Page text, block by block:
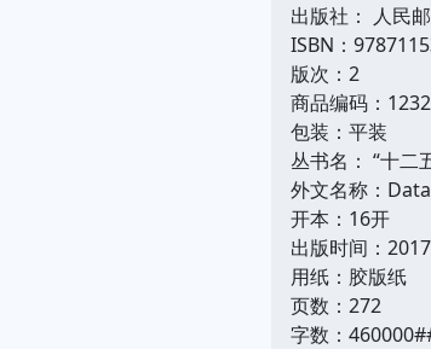
出版社： 人民
ISBN：
版次：2
商品编码：
包装：平装
丛书名： “十二
外文名称：
开本：16开
出版时间：
用纸：胶版纸
页数：272
字数：